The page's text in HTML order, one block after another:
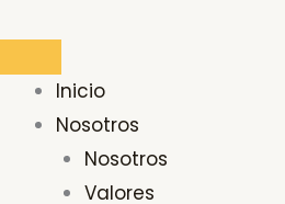
contenido
Inicio
Nosotros
Nosotros
Valores